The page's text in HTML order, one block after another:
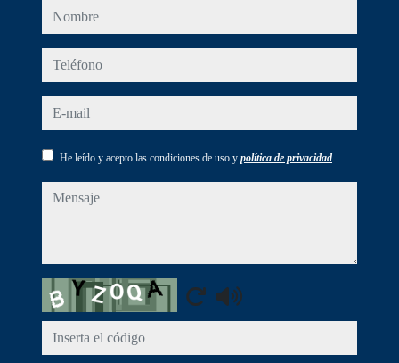
nombre
teléfono
e-mail
He leído y acepto las condiciones de uso y política de privacidad
mensaje
Captcha